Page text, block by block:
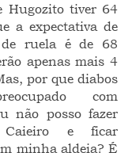
Hugozito tiver 64
a expectativa de
ruela é de 68
apenas mais 4
por que diabos
com
não posso fazer
Caieiro e ficar
minha aldeia? É